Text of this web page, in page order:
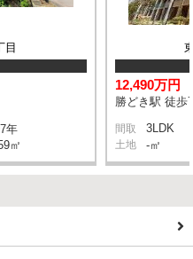
目
年
㎡
12,490万円
勝どき駅 徒歩
間取 3LDK
土地 -㎡